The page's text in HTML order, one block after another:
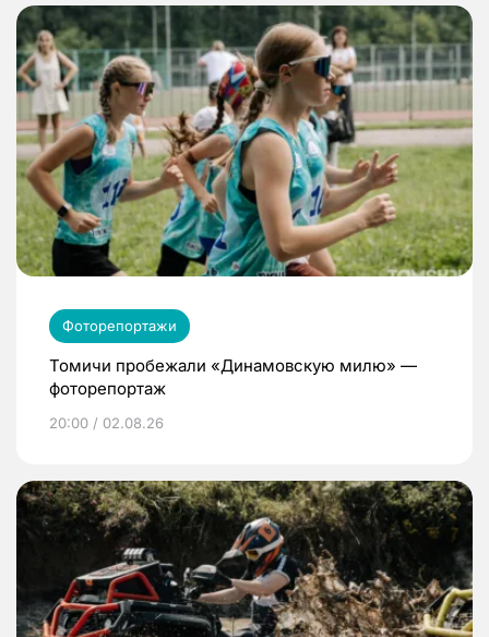
Фоторепортажи
Томичи пробежали «Динамовскую милю» —
фоторепортаж
20:00 / 02.08.26